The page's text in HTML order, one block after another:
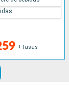
+Tasas